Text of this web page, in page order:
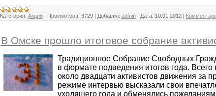
Категория: Акции | Просмотров: 3729 | Добавил: admin | Дата: 10.01.2012 |
В Омске прошло итоговое собрание
Традиционное Собрание Свободных
в формате подведения итогов года.
около двадцати активистов движения
режиме интервью высказали свои
уходящего года и обменялись